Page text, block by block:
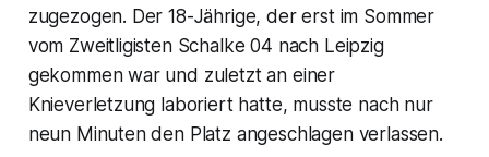
zugezogen. Der 18-Jährige, der erst im Sommer
vom Zweitligisten Schalke 04 nach Leipzig
gekommen war und zuletzt an einer
Knieverletzung laboriert hatte, musste nach nur
neun Minuten den Platz angeschlagen verlassen.